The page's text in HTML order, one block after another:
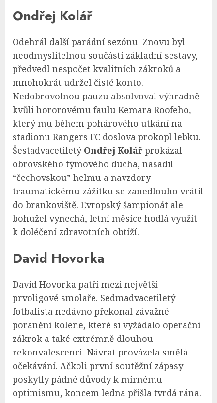
Ondřej Kolář
Odehrál další parádní sezónu. Znovu byl
neodmyslitelnou součástí základní sestavy,
předvedl nespočet kvalitních zákroků a
mnohokrát udržel čisté konto.
Nedobrovolnou pauzu absolvoval výhradně
kvůli hororovému faulu Kemara Roofeho,
který mu během pohárového utkání na
stadionu Rangers FC doslova prokopl lebku.
Šestadvacetiletý Ondřej Kolář prokázal
obrovského týmového ducha, nasadil
“čechovskou” helmu a navzdory
traumatickému zážitku se zanedlouho vrátil
do brankoviště. Evropský šampionát ale
bohužel vynechá, letní měsíce hodlá využít
k doléčení zdravotních obtíží.
David Hovorka
David Hovorka patří mezi největší
prvoligové smolaře. Sedmadvacetiletý
fotbalista nedávno překonal závažné
poranění kolene, které si vyžádalo operační
zákrok a také extrémně dlouhou
rekonvalescenci. Návrat provázela smělá
očekávání. Ačkoli první soutěžní zápasy
poskytly pádné důvody k mírnému
optimismu, koncem ledna přišla tvrdá rána.